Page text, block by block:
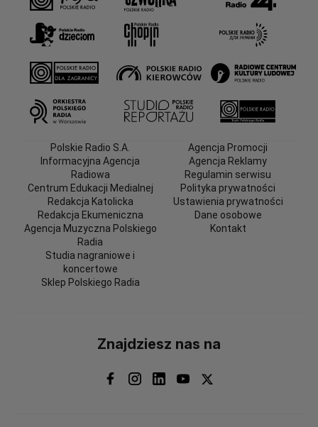
Polskie Radio S.A.
Informacyjna Agencja
Radiowa
Centrum Edukacji Medialnej
Redakcja Katolicka
Redakcja Ekumeniczna
Agencja Muzyczna Polskiego
Radia
Studia nagraniowe i
koncertowe
Sklep Polskiego Radia
Agencja Promocji
Agencja Reklamy
Regulamin serwisu
Polityka prywatności
Ustawienia prywatności
Dane osobowe
Kontakt
Znajdziesz nas na